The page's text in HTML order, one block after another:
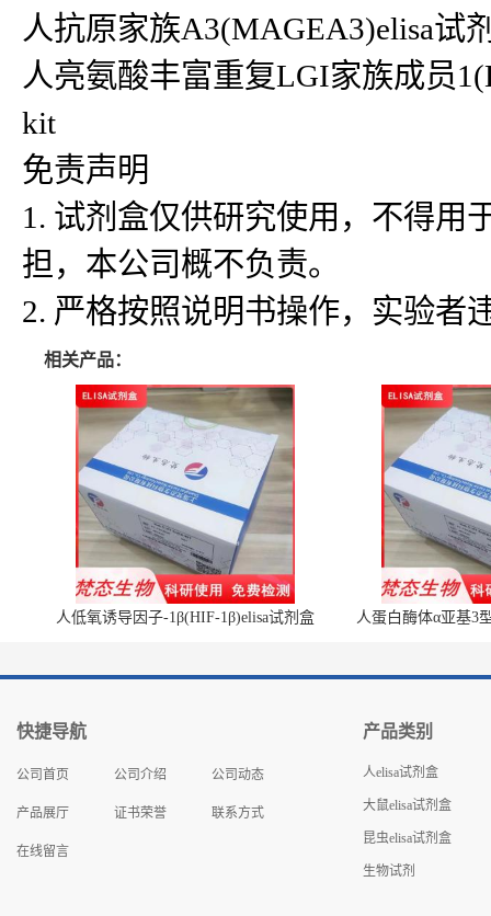
人抗原家族A3(MAGEA3)elisa试
人亮氨酸丰富重复LGI家族成员
kit
免责声明
1. 试剂盒仅供研究使用，不得用
担，本公司概不负责。
2. 严格按照说明书操作，实验者
相关产品：
人低氧诱导因子-1β(HIF-1β)elisa试剂盒 人蛋白酶体α亚基3
快捷导航
公司首页 公司介绍 公司动态
产品展厅 证书荣誉 联系方式
在线留言
产品类别
人elisa试剂盒
大鼠elisa试剂盒
昆虫elisa试剂盒
生物试剂